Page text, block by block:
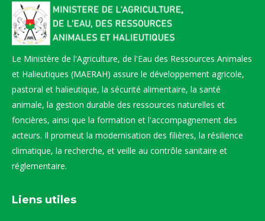
Le Ministère de l'Agriculture, de l'Eau des Ressources Animales
et Halieutiques (MAERAH) assure le développement agricole,
pastoral et halieutique, la sécurité alimentaire, la santé
animale, la gestion durable des ressources naturelles et
foncières, ainsi que la formation et l'accompagnement des
acteurs. Il promeut la modernisation des filières, la résilience
climatique, la recherche, et veille au contrôle sanitaire et
réglementaire.
Liens utiles